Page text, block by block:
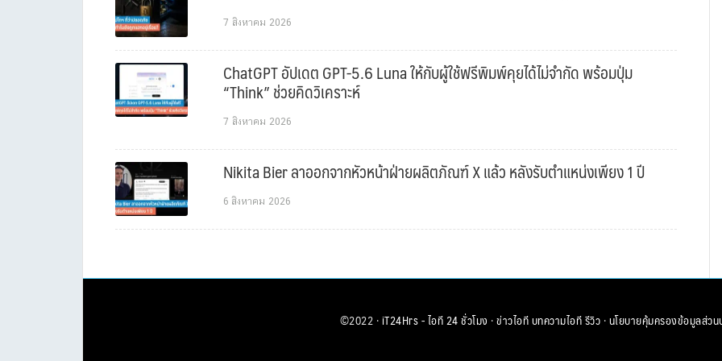
7 สิงหาคม 2026
ChatGPT อัปเดต GPT-5.6 Luna ให้กับผู้ใช้ฟรีพิมพ์คุยได้ไม่จำกัด พร้อมปุ่ม
“Think” ช่วยคิดวิเคราะห์
7 สิงหาคม 2026
Nikita Bier ลาออกจากหัวหน้าฝ่ายผลิตภัณฑ์ X แล้ว หลังรับตำแหน่งเพียง 1 ปี
6 สิงหาคม 2026
©2022 ·iT24Hrs - ไอที 24 ชั่วโมง ·ข่าวไอทีบทความไอทีรีวิว ·นโยบายคุ้มครองข้อมูลส่ว